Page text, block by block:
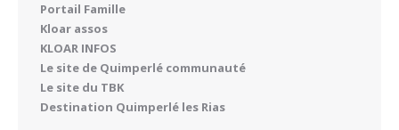
Portail Famille
Kloar assos
KLOAR INFOS
Le site de Quimperlé communauté
Le site du TBK
Destination Quimperlé les Rias